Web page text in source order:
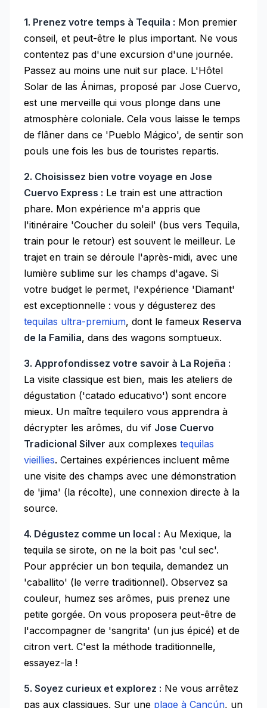
1. Prenez votre temps à Tequila : Mon premier
conseil, et peut-être le plus important. Ne vous
contentez pas d'une excursion d'une journée.
Passez au moins une nuit sur place. L'Hôtel
Solar de las Ánimas, proposé par Jose Cuervo,
est une merveille qui vous plonge dans une
atmosphère coloniale. Cela vous laisse le temps
de flâner dans ce 'Pueblo Mágico', de sentir son
pouls une fois les bus de touristes repartis.
2. Choisissez bien votre voyage en Jose
Cuervo Express : Le train est une attraction
phare. Mon expérience m'a appris que
l'itinéraire 'Coucher du soleil' (bus vers Tequila,
train pour le retour) est souvent le meilleur. Le
trajet en train se déroule l'après-midi, avec une
lumière sublime sur les champs d'agave. Si
votre budget le permet, l'expérience 'Diamant'
est exceptionnelle : vous y dégusterez des
tequilas ultra-premium, dont le fameux Reserva
de la Familia, dans des wagons somptueux.
3. Approfondissez votre savoir à La Rojeña :
La visite classique est bien, mais les ateliers de
dégustation ('catado educativo') sont encore
mieux. Un maître tequilero vous apprendra à
décrypter les arômes, du vif Jose Cuervo
Tradicional Silver aux complexes tequilas
vieillies. Certaines expériences incluent même
une visite des champs avec une démonstration
de 'jima' (la récolte), une connexion directe à la
source.
4. Dégustez comme un local : Au Mexique, la
tequila se sirote, on ne la boit pas 'cul sec'.
Pour apprécier un bon tequila, demandez un
'caballito' (le verre traditionnel). Observez sa
couleur, humez ses arômes, puis prenez une
petite gorgée. On vous proposera peut-être de
l'accompagner de 'sangrita' (un jus épicé) et de
citron vert. C'est la méthode traditionnelle,
essayez-la !
5. Soyez curieux et explorez : Ne vous arrêtez
pas aux classiques. Sur une plage à Cancún, un